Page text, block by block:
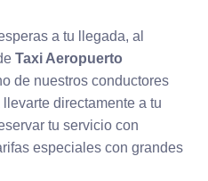
a tu llegada, al
Taxi Aeropuerto
de nuestros conductores
directamente a tu
tu servicio con
especiales con grandes